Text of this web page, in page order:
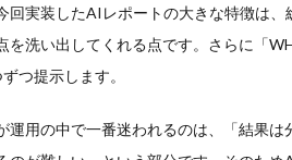
回実装したAIレポートの大きな特徴は
を洗い出してくれる点です。さらに「
つ提示します。
運用の中で一番迷われるのは、「結果